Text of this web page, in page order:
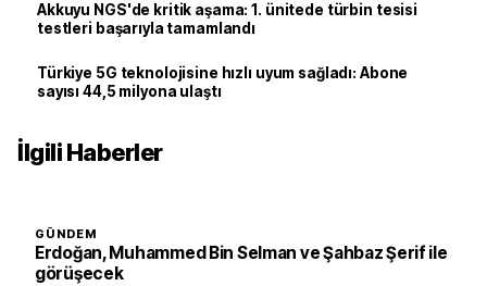
Akkuyu NGS'de kritik aşama: 1. ünitede türbin tesisi
testleri başarıyla tamamlandı
Türkiye 5G teknolojisine hızlı uyum sağladı: Abone
sayısı 44,5 milyona ulaştı
İlgili Haberler
GÜNDEM
Erdoğan, Muhammed Bin Selman ve Şahbaz Şerif ile
görüşecek